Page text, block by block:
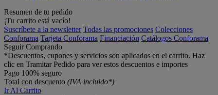
Resumen de tu pedido
¡Tu carrito está vacío!
Suscríbete a la newsletter Todas las promociones Colecciones
Conforama Tarjeta Conforama Financiación Catálogos Conforama
Seguir Comprando
*Descuentos, cupones y servicios son aplicados en el carrito. Haz
clic en Tramitar Pedido para ver estos descuentos e importes
Pago 100% seguro
Total con descuento (IVA incluido*)
Ir Al Carrito